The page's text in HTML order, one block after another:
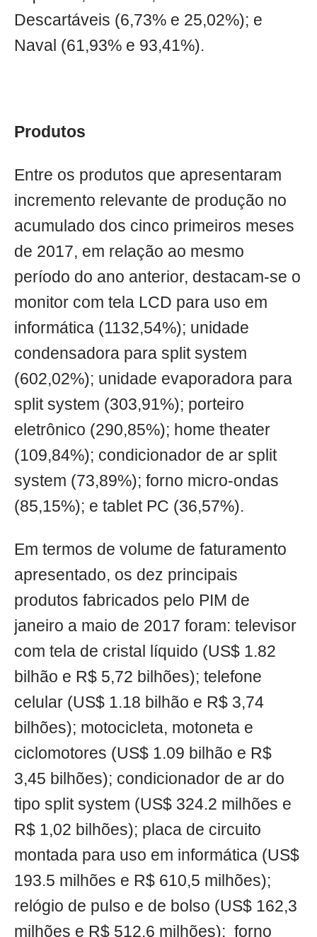
Descartáveis (6,73% e 25,02%); e
Naval (61,93% e 93,41%).
Produtos
Entre os produtos que apresentaram
incremento relevante de produção no
acumulado dos cinco primeiros meses
de 2017, em relação ao mesmo
período do ano anterior, destacam-se o
monitor com tela LCD para uso em
informática (1132,54%); unidade
condensadora para split system
(602,02%); unidade evaporadora para
split system (303,91%); porteiro
eletrônico (290,85%); home theater
(109,84%); condicionador de ar split
system (73,89%); forno micro-ondas
(85,15%); e tablet PC (36,57%).
Em termos de volume de faturamento
apresentado, os dez principais
produtos fabricados pelo PIM de
janeiro a maio de 2017 foram: televisor
com tela de cristal líquido (US$ 1.82
bilhão e R$ 5,72 bilhões); telefone
celular (US$ 1.18 bilhão e R$ 3,74
bilhões); motocicleta, motoneta e
ciclomotores (US$ 1.09 bilhão e R$
3,45 bilhões); condicionador de ar do
tipo split system (US$ 324.2 milhões e
R$ 1,02 bilhões); placa de circuito
montada para uso em informática (US$
193.5 milhões e R$ 610,5 milhões);
relógio de pulso e de bolso (US$ 162,3
milhões e R$ 512,6 milhões); forno